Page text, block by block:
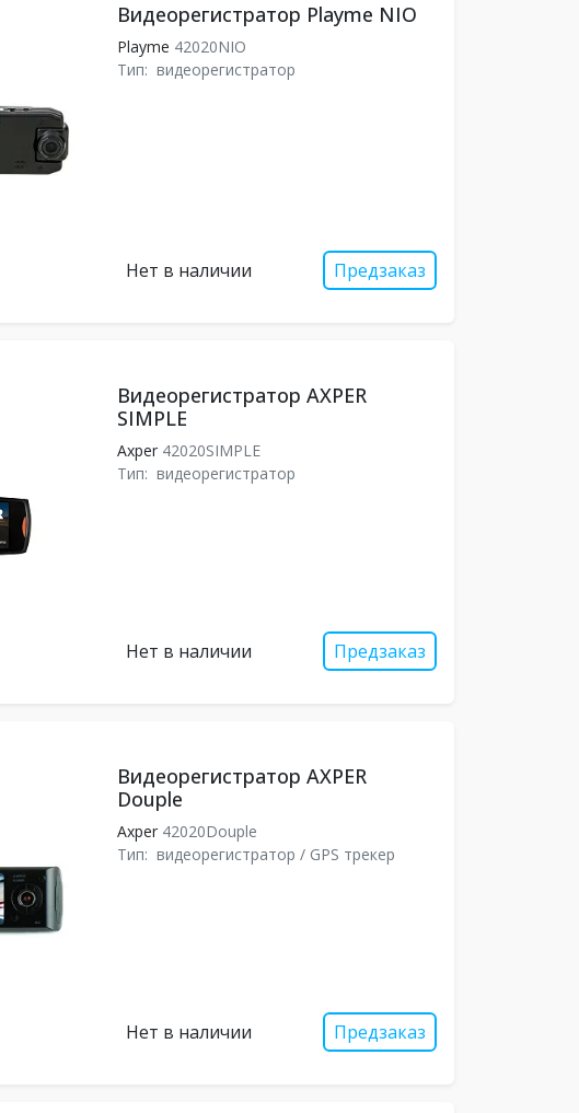
Видеорегистратор Playme NIO
Playme 42020NIO
Тип: видеорегистратор
Нет в наличии Предзаказ
Видеорегистратор AXPER
SIMPLE
Axper42020SIMPLE
Тип: видеорегистратор
Нет в наличии Предзаказ
Видеорегистратор AXPER
Douple
Axper42020Douple
Тип: видеорегистратор / GPS трекер
Нет в наличии Предзаказ